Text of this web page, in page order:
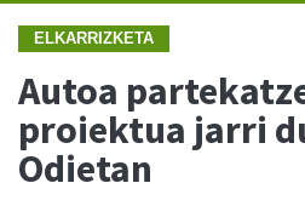
ELKARRIZKETA
Autoa
proiektua jarri
Odietan